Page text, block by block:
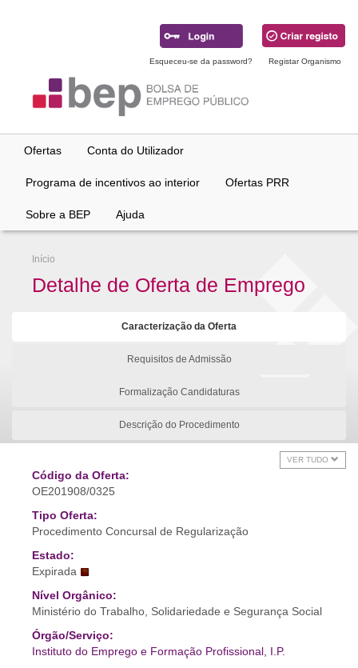
Esqueceu-se da password? Registar Organismo
Ofertas Conta do Utilizador
Programa de incentivos ao interior Ofertas PRR
Sobre a BEP Ajuda
Início
Detalhe de Oferta de Emprego
Caracterização da Oferta
Requisitos de Admissão
Formalização Candidaturas
Descrição do Procedimento
VER TUDO
Código da Oferta:
OE201908/0325
Tipo Oferta:
Procedimento Concursal de Regularização
Estado:
Expirada
Nível Orgânico:
Ministério do Trabalho, Solidariedade e Segurança Social
Órgão/Serviço:
Instituto do Emprego e Formação Profissional, I.P.